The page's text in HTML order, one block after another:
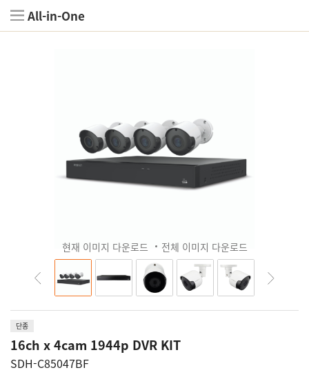
All-in-One
현재 이미지 다운로드 전체 이미지 다운로드
단종
16ch x 4cam 1944p DVR KIT
SDH-C85047BF